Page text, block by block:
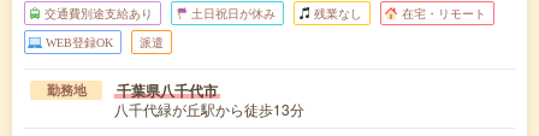
交通費別途支給あり 土日祝日が休み 残業なし 在宅・リモート
WEB登録OK 派遣
勤務地 千葉県八千代市
八千代緑が丘駅から徒歩13分